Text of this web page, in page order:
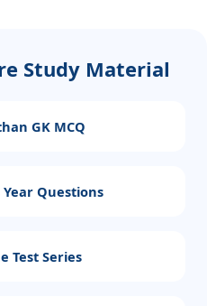
Study Material
GK MCQ
Year Questions
Test Series